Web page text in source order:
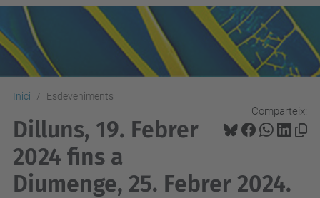
Inici Esdeveniments
Comparteix:
Dilluns, 19. Febrer
2024 fins a
Diumenge, 25. Febrer 2024.